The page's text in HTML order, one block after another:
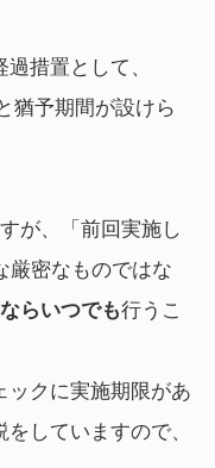
措置として、
猶予期間が設けら
が、「前回実施し
厳密なものではな
らいつでも行うこ
ックに実施期限があ
していますので、